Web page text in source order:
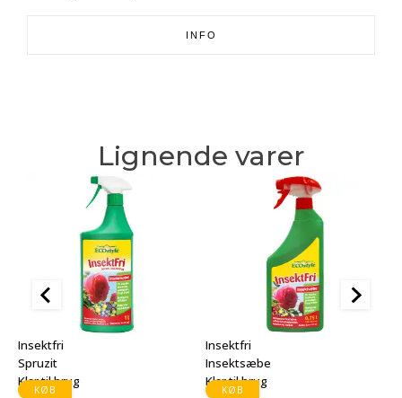
INFO
Lignende varer
KØB
Insektfri
Spruzit
Klar til brug
KØB
Insektfri
Insektsæbe
Klar til brug